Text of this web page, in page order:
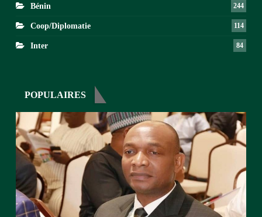
Bénin 244
Coop/Diplomatie 114
Inter 84
POPULAIRES